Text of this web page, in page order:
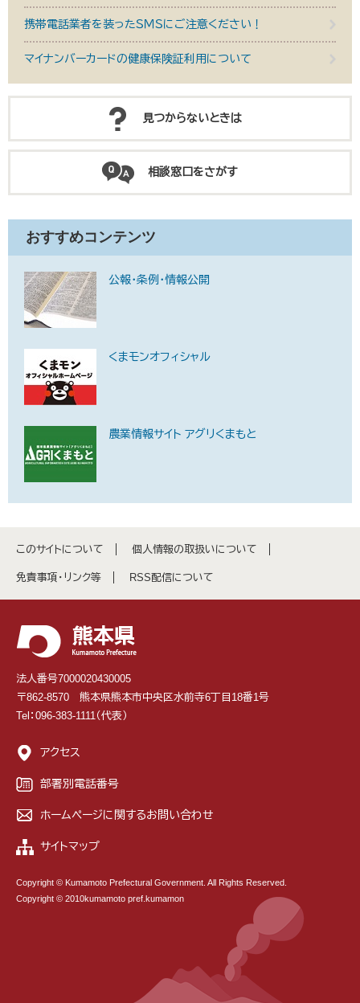
携帯電話業者を装ったＳＭＳにご注意ください！
マイナンバーカードの健康保険証利用について
見つからないときは
相談窓口をさがす
おすすめコンテンツ
公報・条例・情報公開
くまモンオフィシャル
農業情報サイト アグリくまもと
このサイトについて 個人情報の取扱いについて
免責事項・リンク等 RSS配信について
法人番号7000020430005
〒862-8570 熊本県熊本市中央区水前寺6丁目18番1号
Tel：096-383-1111（代表）
アクセス
部署別電話番号
ホームページに関するお問い合わせ
サイトマップ
Copyright © Kumamoto Prefectural Government. All Rights Reserved.
Copyright © 2010kumamoto pref.kumamon